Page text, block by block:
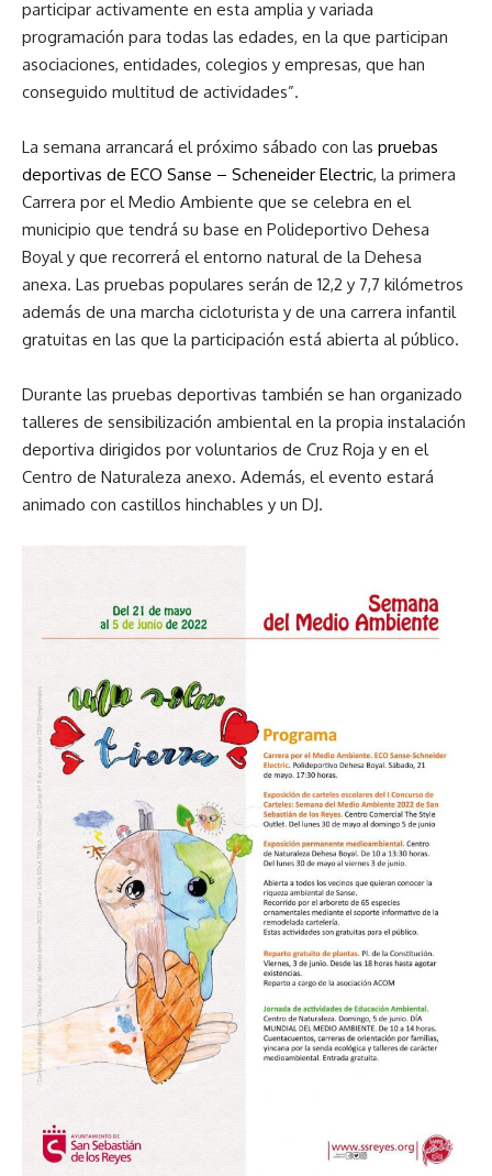
participar activamente en esta amplia y variada
programación para todas las edades, en la que participan
asociaciones, entidades, colegios y empresas, que han
conseguido multitud de actividades”.
La semana arrancará el próximo sábado con las pruebas
deportivas de ECO Sanse – Scheneider Electric, la primera
Carrera por el Medio Ambiente que se celebra en el
municipio que tendrá su base en Polideportivo Dehesa
Boyal y que recorrerá el entorno natural de la Dehesa
anexa. Las pruebas populares serán de 12,2 y 7,7 kilómetros
además de una marcha cicloturista y de una carrera infantil
gratuitas en las que la participación está abierta al público.
Durante las pruebas deportivas también se han organizado
talleres de sensibilización ambiental en la propia instalación
deportiva dirigidos por voluntarios de Cruz Roja y en el
Centro de Naturaleza anexo. Además, el evento estará
animado con castillos hinchables y un DJ.